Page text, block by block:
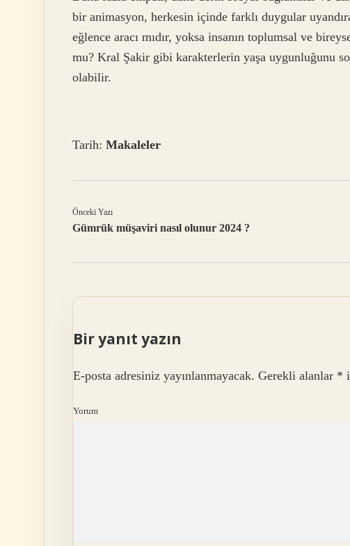
bir animasyon, herkesin içinde farklı duygular
eğlence aracı mıdır, yoksa insanın toplumsal ve
mu? Kral Şakir gibi karakterlerin yaşa uygunluğunu
olabilir.
Tarih: Makaleler
Önceki Yazı
Gümrük müşaviri nasıl olunur 2024 ?
Bir yanıt yazın
E-posta adresiniz yayınlanmayacak. Gerekli alanlar *
Yorum